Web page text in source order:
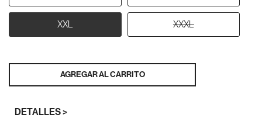
XXL XXXL
AGREGAR AL CARRITO
DETALLES >